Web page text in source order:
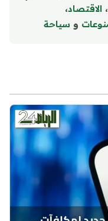
، الاقتصاد،
ات و سياحة